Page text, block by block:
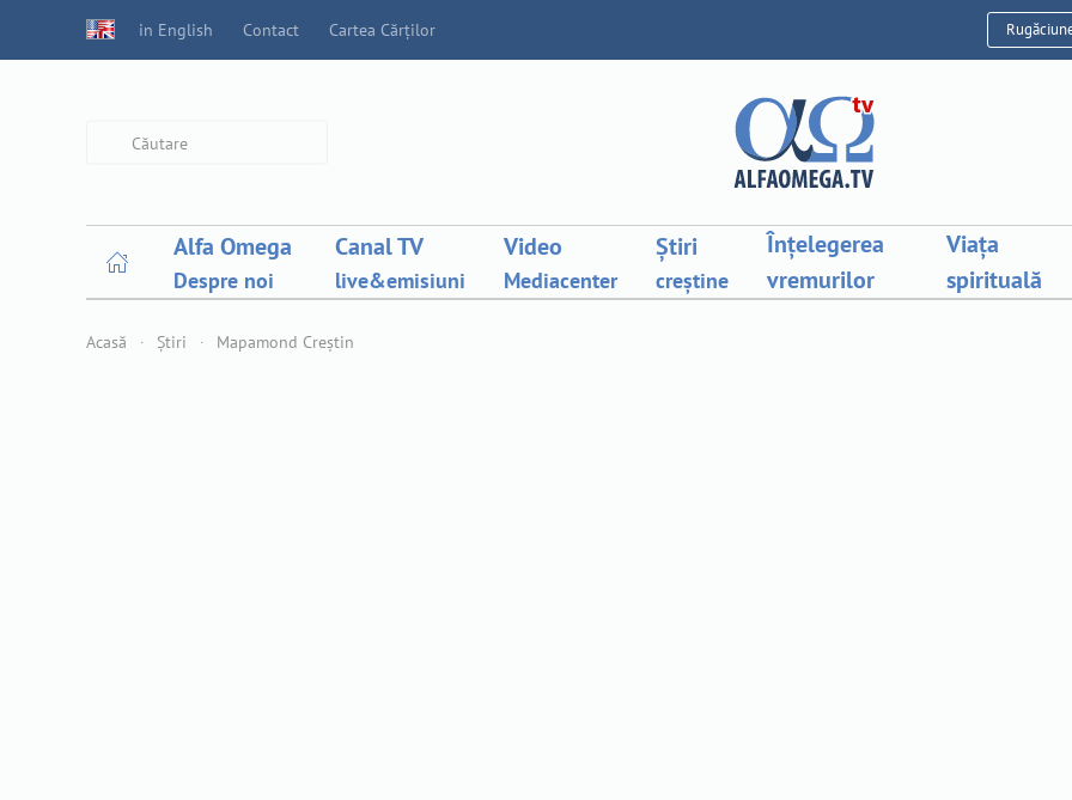
in English Contact Cartea Cărților
Alfa Omega
Despre noi
Canal TV
live&emisiuni
Video
Mediacenter
Știri
creștine
Înțelegerea
vremurilor
Viața
spirituală
Acasă Știri Mapamond Creștin